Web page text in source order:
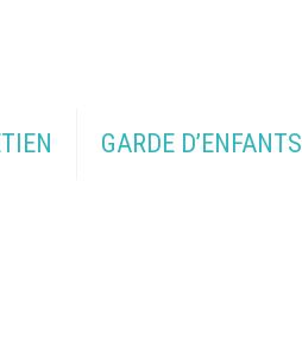
GARDE D’ENFANTS